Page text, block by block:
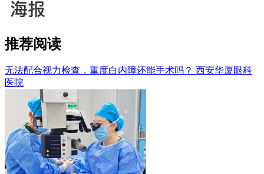
推荐阅读
无法配合视力检查，重度白内障还能手术吗？ 西安华厦眼科
医院